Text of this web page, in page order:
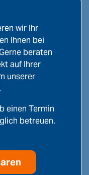
wir Ihr
Ihnen bei
beraten
auf Ihrer
unserer
einen Termin
betreuen.